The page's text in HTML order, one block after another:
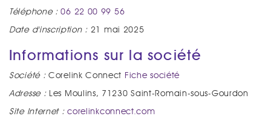
Téléphone :06 22 00 99 56
Date d'inscription : 21 mai 2025
Informations sur la société
Société : Corelink Connect Fiche société
Adresse : Les Moulins, 71230 Saint-Romain-sous-Gourdon
Site Internet :corelinkconnect.com